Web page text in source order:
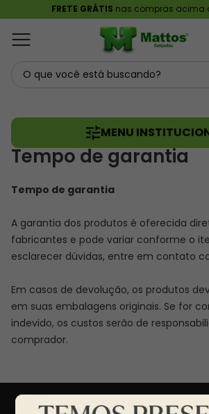
FRETE GRÁTIS nas compras acima
MENU
Tempo de garantia
Tempo de garantia
A garantia dos produtos é oferecida
fabricantes e pode variar conforme o
esclarecer dúvidas, entre em contato
Em casos de devolução, os produtos
em suas embalagens originais. Se for
indevido, os custos serão de
comprador.